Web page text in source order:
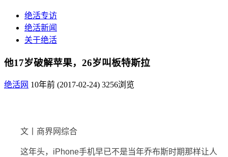
绝活专访
绝活新闻
关于绝活
他17岁破解苹果，26岁叫板特斯拉
绝活网 10年前 (2017-02-24) 3256浏览
文丨商界网综合
这年头，iPhone手机早已不是当年乔布斯时期那样让人